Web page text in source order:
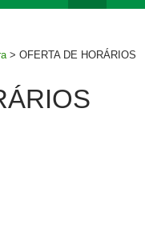
> OFERTA DE HORÁRIOS